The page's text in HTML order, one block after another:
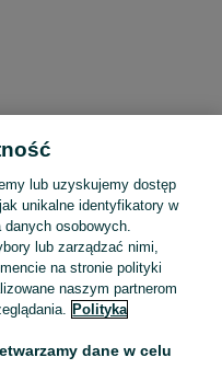
już dostępne
lub uzyskujemy dostęp
unikalne identyfikatory w
osobowych.
lub zarządzać nimi,
na stronie polityki
naszym partnerom
Polityka
dane w celu